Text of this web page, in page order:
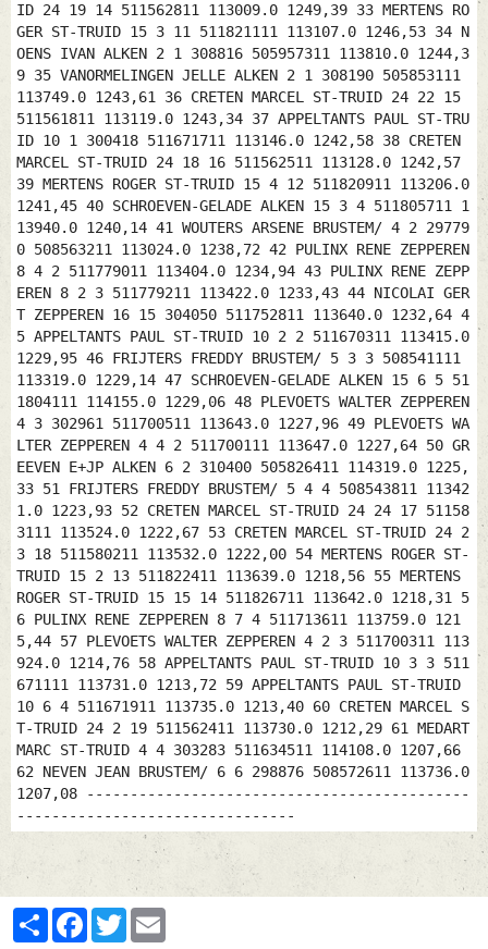
ID 24 19 14 511562811 113009.0 1249,39 33 MERTENS RO
GER ST-TRUID 15 3 11 511821111 113107.0 1246,53 34 N
OENS IVAN ALKEN 2 1 308816 505957311 113810.0 1244,3
9 35 VANORMELINGEN JELLE ALKEN 2 1 308190 505853111
113749.0 1243,61 36 CRETEN MARCEL ST-TRUID 24 22 15
511561811 113119.0 1243,34 37 APPELTANTS PAUL ST-TRU
ID 10 1 300418 511671711 113146.0 1242,58 38 CRETEN
MARCEL ST-TRUID 24 18 16 511562511 113128.0 1242,57
39 MERTENS ROGER ST-TRUID 15 4 12 511820911 113206.0
1241,45 40 SCHROEVEN-GELADE ALKEN 15 3 4 511805711 1
13940.0 1240,14 41 WOUTERS ARSENE BRUSTEM/ 4 2 29779
0 508563211 113024.0 1238,72 42 PULINX RENE ZEPPEREN
8 4 2 511779011 113404.0 1234,94 43 PULINX RENE ZEPP
EREN 8 2 3 511779211 113422.0 1233,43 44 NICOLAI GER
T ZEPPEREN 16 15 304050 511752811 113640.0 1232,64 4
5 APPELTANTS PAUL ST-TRUID 10 2 2 511670311 113415.0
1229,95 46 FRIJTERS FREDDY BRUSTEM/ 5 3 3 508541111
113319.0 1229,14 47 SCHROEVEN-GELADE ALKEN 15 6 5 51
1804111 114155.0 1229,06 48 PLEVOETS WALTER ZEPPEREN
4 3 302961 511700511 113643.0 1227,96 49 PLEVOETS WA
LTER ZEPPEREN 4 4 2 511700111 113647.0 1227,64 50 GR
EEVEN E+JP ALKEN 6 2 310400 505826411 114319.0 1225,
33 51 FRIJTERS FREDDY BRUSTEM/ 5 4 4 508543811 11342
1.0 1223,93 52 CRETEN MARCEL ST-TRUID 24 24 17 51158
3111 113524.0 1222,67 53 CRETEN MARCEL ST-TRUID 24 2
3 18 511580211 113532.0 1222,00 54 MERTENS ROGER ST-
TRUID 15 2 13 511822411 113639.0 1218,56 55 MERTENS
ROGER ST-TRUID 15 15 14 511826711 113642.0 1218,31 5
6 PULINX RENE ZEPPEREN 8 7 4 511713611 113759.0 121
5,44 57 PLEVOETS WALTER ZEPPEREN 4 2 3 511700311 113
924.0 1214,76 58 APPELTANTS PAUL ST-TRUID 10 3 3 511
671111 113731.0 1213,72 59 APPELTANTS PAUL ST-TRUID
10 6 4 511671911 113735.0 1213,40 60 CRETEN MARCEL S
T-TRUID 24 2 19 511562411 113730.0 1212,29 61 MEDART
MARC ST-TRUID 4 4 303283 511634511 114108.0 1207,66
62 NEVEN JEAN BRUSTEM/ 6 6 298876 508572611 113736.0
1207,08 --------------------------------------------
--------------------------------
PartagerFacebook
Twitter